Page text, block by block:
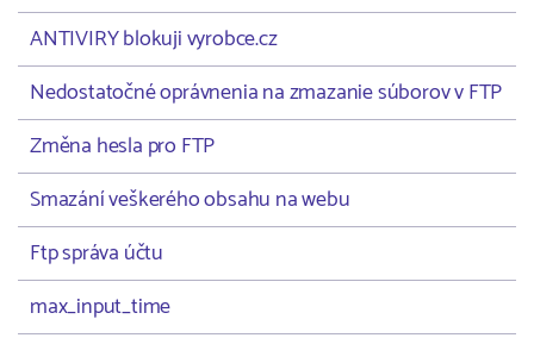
ANTIVIRY blokuji vyrobce.cz
Nedostatočné oprávnenia na zmazanie súborov v FTP
Změna hesla pro FTP
Smazání veškerého obsahu na webu
Ftp správa účtu
max_input_time